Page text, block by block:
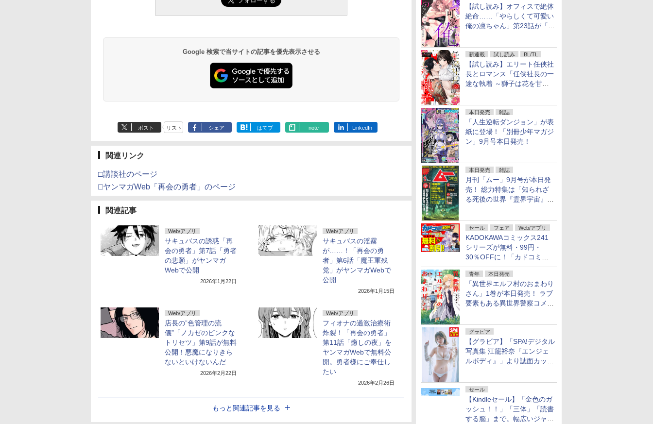
【試し読み】オフィスで絶体
絶命……「やらしくて可愛い
俺の凛ちゃん」第23話が「コ
新連載 試し読み BL/TL
【試し読み】エリート任侠社
長とロマンス「任侠社長の一
途な執着 ～獅子は花を甘く
本日発売 雑誌
「人生逆転ダンジョン」が表
紙に登場！「別冊少年マガジ
ン」9月号本日発売！
本日発売 雑誌
月刊「ムー」9月号が本日発
売！ 総力特集は「知られざ
る死後の世界『霊界宇宙』の
セール フェア Web/アプリ
KADOKAWAコミックス241
シリーズが無料・99円・
30％OFFに！「カドコミフ
ェア 2026」第2弾が開催中！
青年 本日発売
「異世界エルフ村のおまわり
さん」1巻が本日発売！ ラブ
要素もある異世界警察コメデ
グラビア
【グラビア】「SPA!デジタル
写真集 江籠裕奈『エンジェ
ルボディ』」より誌面カット
セール
【Kindleセール】「金色のガ
ッシュ！！」「三体」「読書
する脳」まで。幅広いジャン
Google 検索で当サイトの記事を優先表示させる
ポスト リスト シェア はてブ note LinkedIn
関連リンク
□講談社のページ
□ヤンマガWeb「再会の勇者」のページ
関連記事
Web/アプリ
サキュバスの誘惑「再
会の勇者」第7話「勇者
の悲願」がヤンマガ
Webで公開
2026年1月22日
Web/アプリ
サキュバスの淫霧
が……！「再会の勇
者」第6話「魔王軍残
党」がヤンマガWebで
公開
2026年1月15日
Web/アプリ
店長の”色管理の流
儀”「ノカゼのピンクな
トリセツ」第9話が無料
公開！悪魔になりきら
ないといけないんだ
2026年2月22日
Web/アプリ
フィオナの過激治療術
炸裂！「再会の勇者」
第11話「癒しの夜」を
ヤンマガWebで無料公
開。勇者様にご奉仕し
たい
2026年2月26日
もっと関連記事を見る